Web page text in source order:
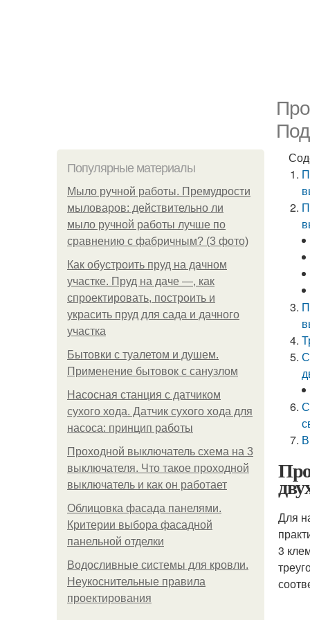
Популярные материалы
Мыло ручной работы. Премудрости
мыловаров: действительно ли
мыло ручной работы лучше по
сравнению с фабричным? (3 фото)
Как обустроить пруд на дачном
участке. Пруд на даче —, как
спроектировать, построить и
украсить пруд для сада и дачного
участка
Бытовки с туалетом и душем.
Применение бытовок с санузлом
Насосная станция с датчиком
сухого хода. Датчик сухого хода для
насоса: принцип работы
Проходной выключатель схема на 3
выключателя. Что такое проходной
выключатель и как он работает
Облицовка фасада панелями.
Критерии выбора фасадной
панельной отделки
Водосливные системы для кровли.
Неукоснительные правила
проектирования
Для
3